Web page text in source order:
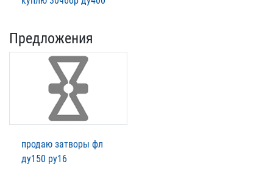
Предложения
продаю затворы фл
ду150 ру16